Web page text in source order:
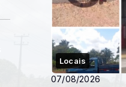
Locais
07/08/2026